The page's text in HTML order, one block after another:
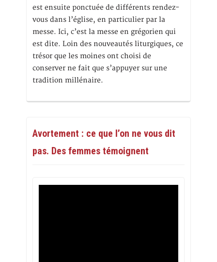
est ensuite ponctuée de différents rendez-
vous dans l’église, en particulier par la
messe. Ici, c’est la messe en grégorien qui
est dite. Loin des nouveautés liturgiques, ce
trésor que les moines ont choisi de
conserver ne fait que s’appuyer sur une
tradition millénaire.
Avortement : ce que l’on ne vous dit
pas. Des femmes témoignent